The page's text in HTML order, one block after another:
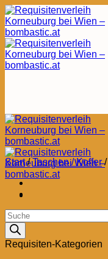
Zum
Inhalt
springen
Start / Taschen / Koffer /
Products
search
Requisiten-Kategorien